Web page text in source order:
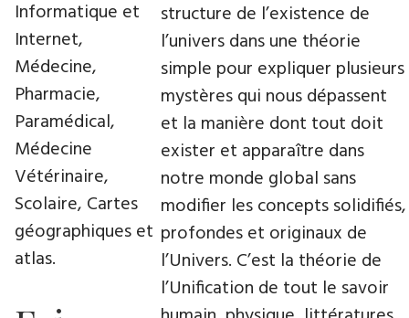
structure de l’existence de
l’univers dans une théorie
simple pour expliquer plusieurs
mystères qui nous dépassent
et la manière dont tout doit
exister et apparaître dans
notre monde global sans
modifier les concepts solidifiés,
profondes et originaux de
l’Univers. C’est la théorie de
l’Unification de tout le savoir
Informatique et
Internet,
Médecine,
Pharmacie,
Paramédical,
Médecine
Vétérinaire,
Scolaire, Cartes
géographiques et
atlas.